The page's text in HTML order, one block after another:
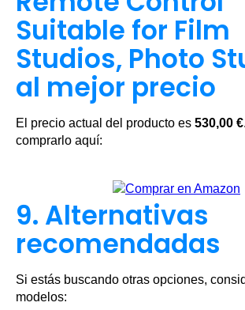
Suitable for Film
Studios, Photo
al mejor precio
El precio actual del producto es 530,00 €
comprarlo aquí:
9. Alternativas
recomendadas
Si estás buscando otras opciones,
modelos: